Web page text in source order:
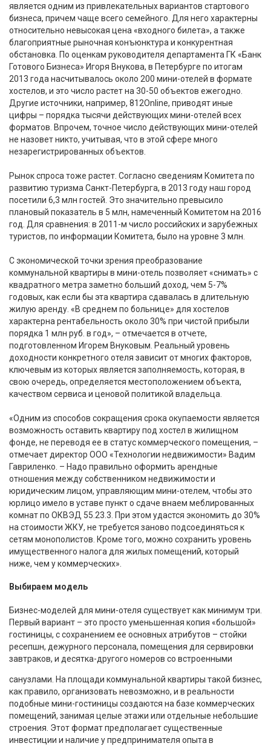
является одним из привлекательных вариантов стартового
бизнеса, причем чаще всего семейного. Для него характерны
относительно невысокая цена «входного билета», а также
благоприятные рыночная конъюнктура и конкурентная
обстановка. По оценкам руководителя департамента ГК «Банк
Готового Бизнеса» Игоря Внукова, в Петербурге по итогам
2013 года насчитывалось около 200 мини-отелей в формате
хостелов, и это число растет на 30-50 объектов ежегодно.
Другие источники, например, 812Online, приводят иные
цифры – порядка тысячи действующих мини-отелей всех
форматов. Впрочем, точное число действующих мини-отелей
не назовет никто, учитывая, что в этой сфере много
незарегистрированных объектов.
Рынок спроса тоже растет. Согласно сведениям Комитета по
развитию туризма Санкт-Петербурга, в 2013 году наш город
посетили 6,3 млн гостей. Это значительно превысило
плановый показатель в 5 млн, намеченный Комитетом на 2016
год. Для сравнения: в 2011-м число российских и зарубежных
туристов, по информации Комитета, было на уровне 3 млн.
С экономической точки зрения преобразование
коммунальной квартиры в мини-отель позволяет «снимать» с
квадратного метра заметно больший доход, чем 5-7%
годовых, как если бы эта квартира сдавалась в длительную
жилую аренду. «В среднем по больнице» для хостелов
характерна рентабельность около 30% при чистой прибыли
порядка 1 млн руб. в год», – отмечается в отчете,
подготовленном Игорем Внуковым. Реальный уровень
доходности конкретного отеля зависит от многих факторов,
ключевым из которых является заполняемость, которая, в
свою очередь, определяется местоположением объекта,
качеством сервиса и ценовой политикой владельца.
«Одним из способов сокращения срока окупаемости является
возможность оставить квартиру под хостел в жилищном
фонде, не переводя ее в статус коммерческого помещения, –
отмечает директор ООО «Технологии недвижимости» Вадим
Гавриленко. – Надо правильно оформить арендные
отношения между собственником недвижимости и
юридическим лицом, управляющим мини-отелем, чтобы это
юрлицо имело в уставе пункт о сдаче внаем меблированных
комнат по ОКВЭД 55.23.3. При этом удастся экономить до 30%
на стоимости ЖКУ, не требуется заново подсоединяться к
сетям монополистов. Кроме того, можно сохранить уровень
имущественного налога для жилых помещений, который
ниже, чем у коммерческих».
Выбираем модель
Бизнес-моделей для мини-отеля существует как минимум три.
Первый вариант – это просто уменьшенная копия «большой»
гостиницы, с сохранением ее основных атрибутов – стойки
ресепшн, дежурного персонала, помещения для сервировки
завтраков, и десятка-другого номеров со встроенными
санузлами. На площади коммунальной квартиры такой бизнес,
как правило, организовать невозможно, и в реальности
подобные мини-гостиницы создаются на базе коммерческих
помещений, занимая целые этажи или отдельные небольшие
строения. Этот формат предполагает существенные
инвестиции и наличие у предпринимателя опыта в